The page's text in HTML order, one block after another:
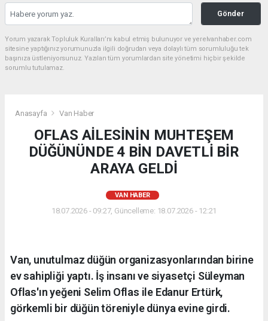
Gönder
Yorum yazarak Topluluk Kuralları’nı kabul etmiş bulunuyor ve yerelvanhaber.com
sitesine yaptığınız yorumunuzla ilgili doğrudan veya dolaylı tüm sorumluluğu tek
başınıza üstleniyorsunuz. Yazılan tüm yorumlardan site yönetimi hiçbir şekilde
sorumlu tutulamaz.
Anasayfa Van Haber
OFLAS AİLESİNİN MUHTEŞEM
DÜĞÜNÜNDE 4 BİN DAVETLİ BİR
ARAYA GELDİ
VAN HABER
18.07.2026 - 09:27, Güncelleme: 18.07.2026 - 12:21
Van, unutulmaz düğün organizasyonlarından birine
ev sahipliği yaptı. İş insanı ve siyasetçi Süleyman
Oflas'ın yeğeni Selim Oflas ile Edanur Ertürk,
görkemli bir düğün töreniyle dünya evine girdi.